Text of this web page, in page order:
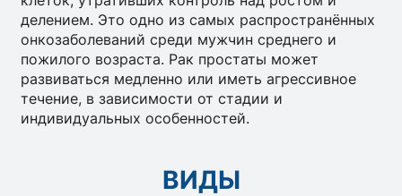
делением. Это одно из самых распространённых
онкозаболеваний среди мужчин среднего и
пожилого возраста. Рак простаты может
развиваться медленно или иметь агрессивное
течение, в зависимости от стадии и
индивидуальных особенностей.
ВИДЫ